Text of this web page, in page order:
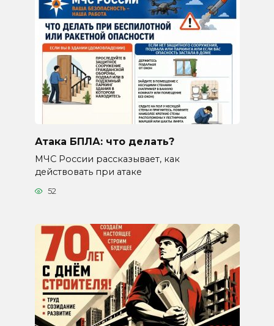
Атака БПЛА: что делать?
МЧС России рассказывает, как
действовать при атаке
52